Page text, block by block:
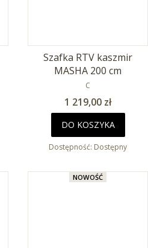
Szafka RTV kaszmir
MASHA 200 cm
PRODUCENT
C
Cena
1 219,00 zł
DO KOSZYKA
Dostępność: Dostępny
NOWOŚĆ